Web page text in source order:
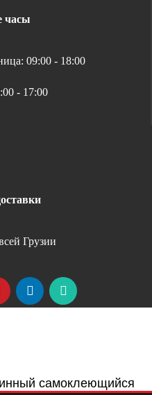
часы
09:00 - 18:00
- 17:00
Грузии
самоклеющийся